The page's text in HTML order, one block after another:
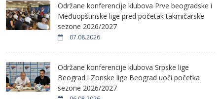
Održane konferencije klubova Prve beogradske i
Međuopštinske lige pred početak takmičarske
sezone 2026/2027
07.08.2026
Održane konferencije klubova Srpske lige
Beograd i Zonske lige Beograd uoči početka
sezone 2026/2027